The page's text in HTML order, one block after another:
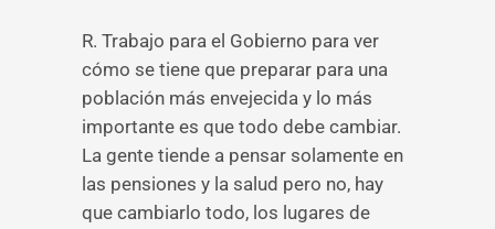
R. Trabajo para el Gobierno para ver
cómo se tiene que preparar para una
población más envejecida y lo más
importante es que todo debe cambiar.
La gente tiende a pensar solamente en
las pensiones y la salud pero no, hay
que cambiarlo todo, los lugares de